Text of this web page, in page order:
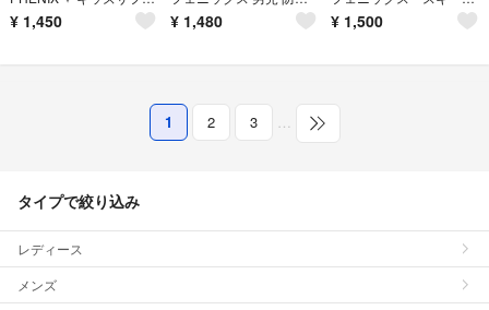
¥ 1,450 ¥ 1,480 ¥ 1,500
1 2 3 …
タイプで絞り込み
レディース
メンズ